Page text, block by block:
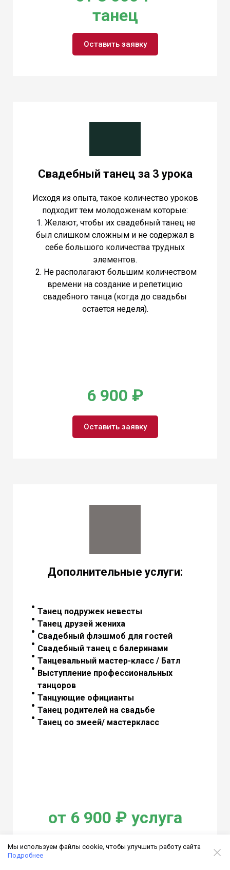
танец
Оставить заявку
Свадебный танец за 3 урока
Исходя из опыта, такое количество уроков
подходит тем молодоженам которые:
1. Желают, чтобы их свадебный танец не
был слишком сложным и не содержал в
себе большого количества трудных
элементов.
2. Не располагают большим количеством
времени на создание и репетицию
свадебного танца (когда до свадьбы
остается неделя).
6 900 ₽
Оставить заявку
Дополнительные услуги:
Танец подружек невесты
Танец друзей жениха
Свадебный флэшмоб для гостей
Свадебный танец с балеринами
Танцевальный мастер-класс / Батл
Выступление профессиональных
танцоров
Танцующие официанты
Танец родителей на свадьбе
Танец со змеей/ мастеркласс
от 6 900 ₽ услуга
Оставить заявку
Мы используем файлы cookie, чтобы улучшить работу сайта
Подробнее